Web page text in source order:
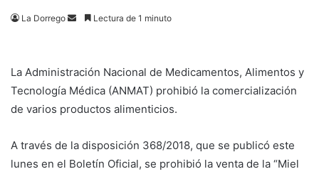
La Dorrego
SendLectura de 1 minuto
La Administración Nacional de Medicamentos, Alimentos y
Tecnología Médica (ANMAT) prohibió la comercialización
de varios productos alimenticios.
A través de la disposición 368/2018, que se publicó este
lunes en el Boletín Oficial, se prohibió la venta de la “Miel